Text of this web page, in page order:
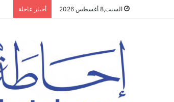
السبت,8 أغسطس 2026 أخبار عاجلة